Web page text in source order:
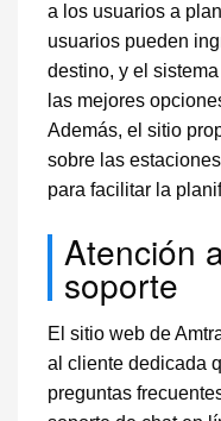
a los usuarios a
usuarios pueden
destino, y el
las mejores
Además, el sitio
sobre las
para facilitar la
Atención
soporte
El sitio web de
al cliente dedicada
preguntas